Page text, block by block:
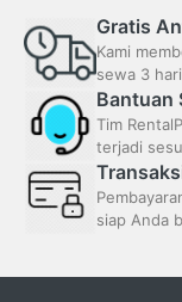
Gratis
Kami
sewa 3
Bantuan
Tim
terjadi
siap Anda